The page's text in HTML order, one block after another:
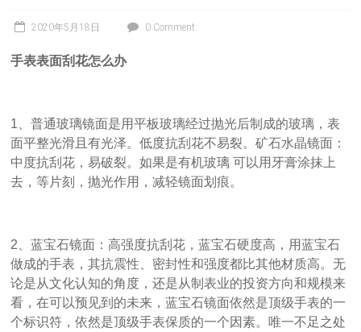
2020年5月18日 0 Comment
手表表面刮花怎么办
1、普通玻璃镜面是用平板玻璃经过抛光后制成的玻璃，表
面平整光滑且有光泽。低度抗刮花不易裂。矿石水晶镜面：
中度抗刮花，易破裂。如果是有机玻璃 可以用牙膏涂抹上
去，等片刻，抛光作用，减轻镜面划痕。
2、蓝宝石镜面：高强度抗刮花，蓝宝石硬度高，用蓝宝石
做成的手表，其抗震性、密封性和强度都比其他材质高。无
论是从文化认知的角度，还是从制表业的投资方向和规模来
看，在可以预见到的未来，蓝宝石镜面依然是顶级手表的一
个标识符，依然是顶级手表保质的一个因素。唯一不足之处